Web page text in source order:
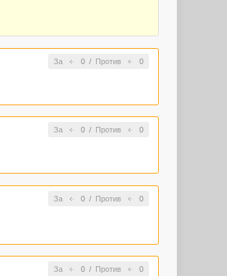
За 0/ Против 0
За 0/ Против 0
За 0/ Против 0
За 0/ Против 0